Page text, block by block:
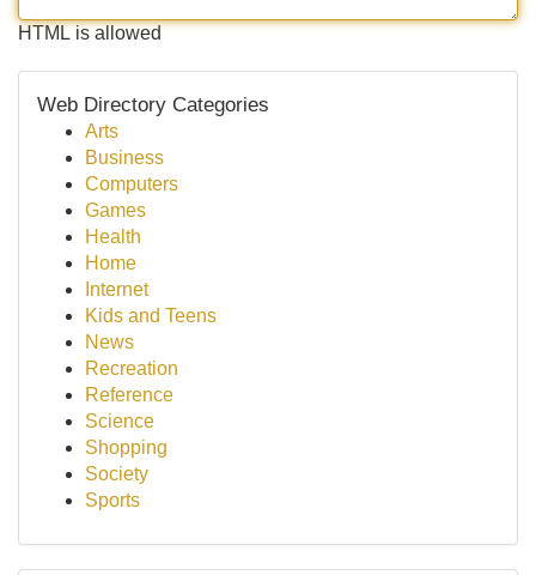
HTML is allowed
Web Directory Categories
Arts
Business
Computers
Games
Health
Home
Internet
Kids and Teens
News
Recreation
Reference
Science
Shopping
Society
Sports